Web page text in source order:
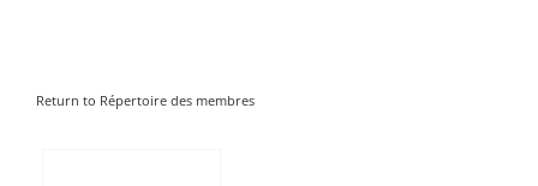
Return to Répertoire des membres